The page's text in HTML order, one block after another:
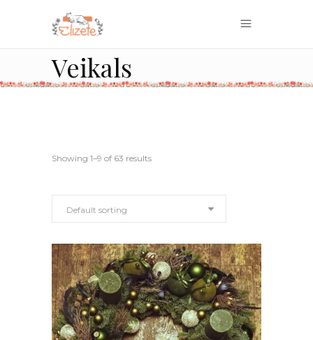
Veikals
Showing 1–9 of 63 results
Default sorting